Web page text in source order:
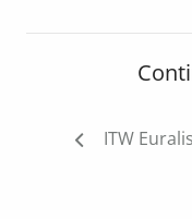
Navigation
ITW